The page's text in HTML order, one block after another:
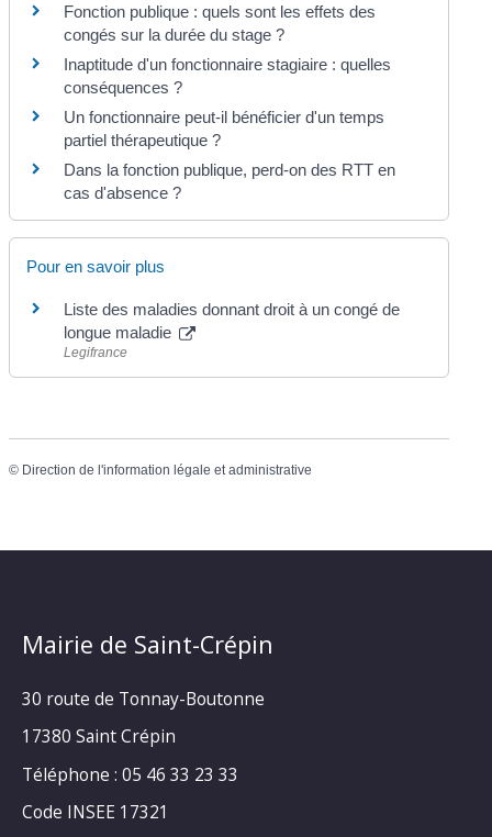
Fonction publique : quels sont les effets des
congés sur la durée du stage ?
Inaptitude d'un fonctionnaire stagiaire : quelles
conséquences ?
Un fonctionnaire peut-il bénéficier d'un temps
partiel thérapeutique ?
Dans la fonction publique, perd-on des RTT en
cas d'absence ?
Pour en savoir plus
Liste des maladies donnant droit à un congé de
longue maladie
Legifrance
© Direction de l'information légale et administrative
Mairie de Saint-Crépin
30 route de Tonnay-Boutonne
17380 Saint Crépin
Téléphone : 05 46 33 23 33
Code INSEE 17321